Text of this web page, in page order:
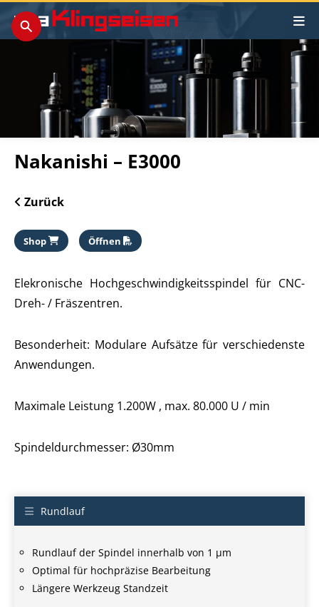
Nakanishi – E3000
Zurück
Shop Öffnen
Elekronische Hochgeschwindigkeitsspindel für CNC-
Dreh- / Fräszentren.
Besonderheit: Modulare Aufsätze für verschiedenste
Anwendungen.
Maximale Leistung 1.200W , max. 80.000 U / min
Spindeldurchmesser: Ø30mm
Rundlauf
Rundlauf der Spindel innerhalb von 1 µm
Optimal für hochpräzise Bearbeitung
Längere Werkzeug Standzeit